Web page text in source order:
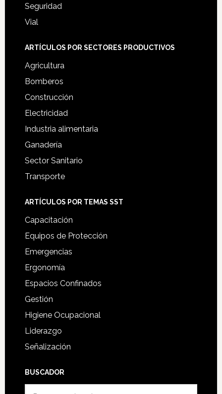
Seguridad
Vial
ARTÍCULOS POR SECTORES PRODUCTIVOS
Agricultura
Bomberos
Construcción
Electricidad
Industria alimentaria
Ganadería
Sector Sanitario
Transporte
ARTÍCULOS POR TEMAS SST
Capacitación
Equipos de Protección
Emergencias
Ergonomía
Espacios Confinados
Gestión
Higiene Ocupacional
Liderazgo
Señalización
BUSCADOR